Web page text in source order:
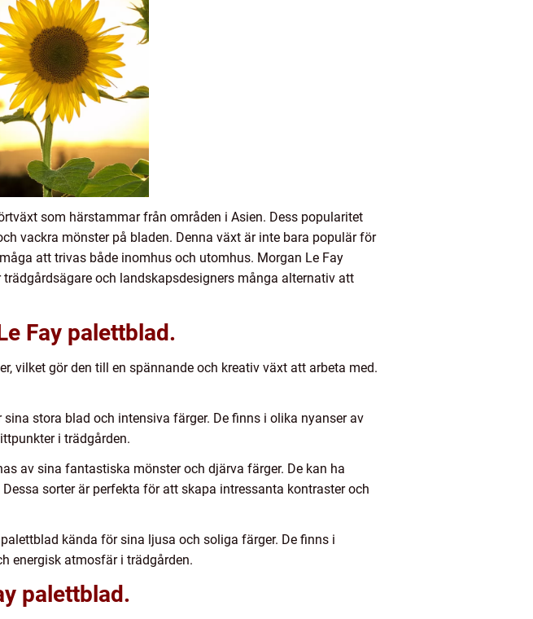
som härstammar från områden i Asien. Dess popularitet
vackra mönster på bladen. Denna växt är inte bara populär för
att trivas både inomhus och utomhus. Morgan Le Fay
och landskapsdesigners många alternativ att
Fay palettblad.
vilket gör den till en spännande och kreativ växt att arbeta med.
stora blad och intensiva färger. De finns i olika nyanser av
i trädgården.
av sina fantastiska mönster och djärva färger. De kan ha
sorter är perfekta för att skapa intressanta kontraster och
kända för sina ljusa och soliga färger. De finns i
energisk atmosfär i trädgården.
palettblad.